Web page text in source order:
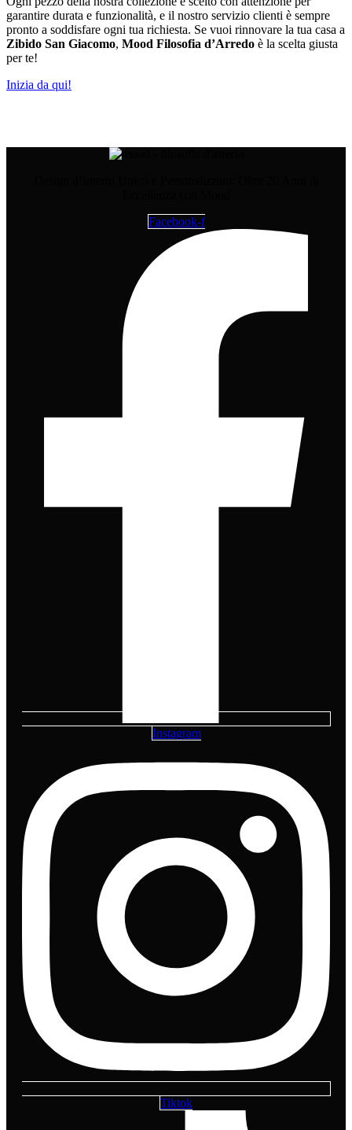
garantire durata e funzionalità, e il nostro servizio clienti è sempre
pronto a soddisfare ogni tua richiesta. Se vuoi rinnovare la tua casa a
Zibido San Giacomo, Mood Filosofia d’Arredo è la scelta giusta
per te!
Inizia da qui!
Facebook-f
Instagram
Tiktok